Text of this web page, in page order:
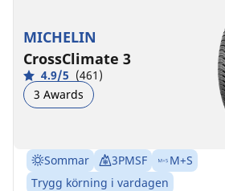
MICHELIN
CrossClimate 3
4.9/5 (461)
3 Awards
Sommar 3PMSF
M+S
Trygg körning i vardagen